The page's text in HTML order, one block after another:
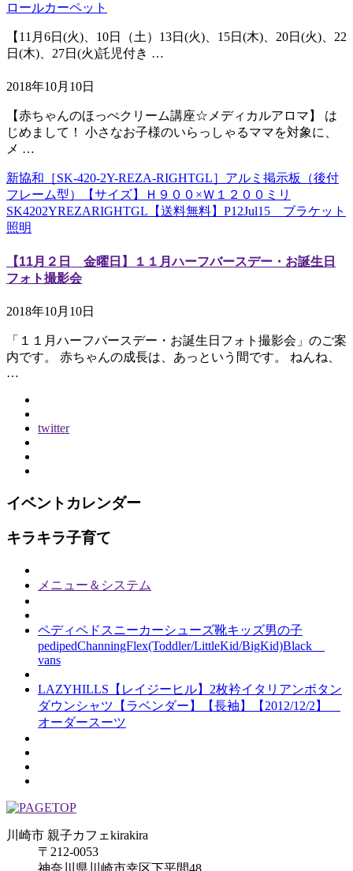
ロールカーペット
【11月6日(火)、10日（土）13日(火)、15日(木)、20日(火)、22
日(木)、27日(火)託児付き …
2018年10月10日
【赤ちゃんのほっぺクリーム講座☆メディカルアロマ】 は
じめまして！ 小さなお子様のいらっしゃるママを対象に、
メ …
新協和［SK-420-2Y-REZA-RIGHTGL］アルミ掲示板（後付
フレーム型）【サイズ】Ｈ９００×Ｗ１２００ミリ
SK4202YREZARIGHTGL【送料無料】P12Jul15 ブラケット
照明
【11月２日 金曜日】１１月ハーフバースデー・お誕生日
フォト撮影会
2018年10月10日
「１１月ハーフバースデー・お誕生日フォト撮影会」のご案
内です。 赤ちゃんの成長は、あっという間です。 ねんね、
…
twitter
イベントカレンダー
キラキラ子育て
メニュー＆システム
ペディペドスニーカーシューズ靴キッズ男の子
pedipedChanningFlex(Toddler/LittleKid/BigKid)Black
vans
LAZYHILLS【レイジーヒル】2枚衿イタリアンボタン
ダウンシャツ【ラベンダー】【長袖】【2012/12/2】
オーダースーツ
川崎市 親子カフェkirakira
〒212-0053
神奈川県川崎市幸区下平間48